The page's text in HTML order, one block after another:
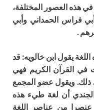
هذه العصور المختلفة،
فراس الحمداني وأبي
.
يقول ابن خالويه: قد
في القرآن الكريم فهي
ذلك. ويقول عضو المجمع
أن لغة طيء هذه
صرا من عناصر اللغة